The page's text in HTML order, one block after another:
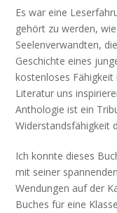
Es war eine
gehört zu werden,
Seelenverwandten,
Geschichte eines
kostenloses
Literatur uns
Anthologie ist ein
Widerstandsfähigkeit
Ich konnte dieses
mit seiner
Wendungen auf der
Buches für eine